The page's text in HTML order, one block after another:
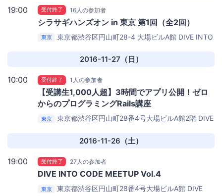
19:00 受付終了 16人の参加者
シラサギハンズオン in 東京 第1回（全2回）
東京 東京都渋谷区円山町28-4 大場ビルA館 DIVE INTO
2016-11-27（日）
10:00 受付終了 1人の参加者
【受講生1,000人超】3時間でアプリ公開！ゼロ
からのプログラミングRails講座
東京 東京都渋谷区円山町28番4号大場ビルA館2階 DIVE
2016-11-26（土）
19:00 受付終了 27人の参加者
DIVE INTO CODE MEETUP Vol.4
東京 東京都渋谷区円山町28番4号大場ビルA館 DIVE